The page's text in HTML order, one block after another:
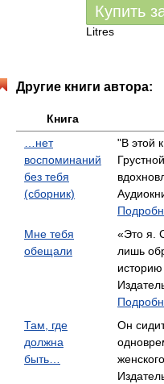
Купить
Litres
Другие книги автора:
Книга
…нет
воспоминаний
без тебя
(сборник)
"В этой
Мне тебя
обещали
«Это я.
лишь
Там, где
должна
быть…
Он